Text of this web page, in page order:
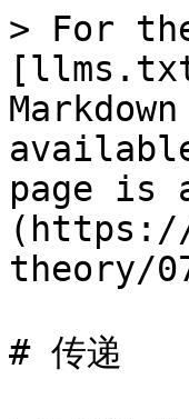
> For
page is
(https://
theory/
# 传递